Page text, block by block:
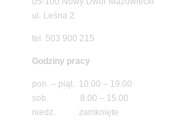
ul. Leśna 2
tel. 503 900 215
Godziny pracy
pon. – piąt. 10.00 – 19.00
sob. 8.00 – 15.00
niedz. zamknięte